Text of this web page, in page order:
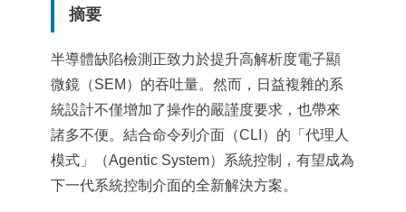
摘要
半導體缺陷檢測正致力於提升高解析度電子顯
微鏡（SEM）的吞吐量。然而，日益複雜的系
統設計不僅增加了操作的嚴謹度要求，也帶來
諸多不便。結合命令列介面（CLI）的「代理人
模式」（Agentic System）系統控制，有望成為
下一代系統控制介面的全新解決方案。